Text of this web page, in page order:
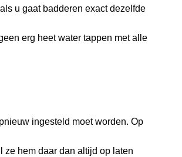
u gaat badderen exact dezelfde
erg heet water tappen met alle
ingesteld moet worden. Op
hem daar dan altijd op laten